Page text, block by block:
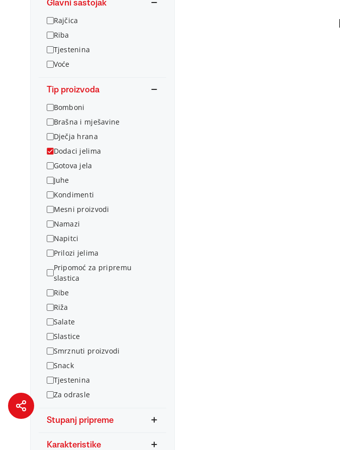
Glavni sastojak
Rajčica
Riba
Tjestenina
Voće
Tip proizvoda
Bomboni
Brašna i mješavine
Dječja hrana
Dodaci jelima
Gotova jela
Juhe
Kondimenti
Mesni proizvodi
Namazi
Napitci
Prilozi jelima
Pripomoć za pripremu
slastica
Ribe
Riža
Salate
Slastice
Smrznuti proizvodi
Snack
Tjestenina
Za odrasle
Stupanj pripreme
Karakteristike